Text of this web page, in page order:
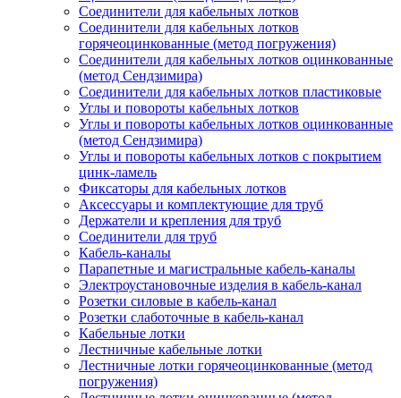
Соединители для кабельных лотков
Соединители для кабельных лотков
горячеоцинкованные (метод погружения)
Соединители для кабельных лотков оцинкованные
(метод Сендзимира)
Соединители для кабельных лотков пластиковые
Углы и повороты кабельных лотков
Углы и повороты кабельных лотков оцинкованные
(метод Сендзимира)
Углы и повороты кабельных лотков с покрытием
цинк-ламель
Фиксаторы для кабельных лотков
Аксессуары и комплектующие для труб
Держатели и крепления для труб
Соединители для труб
Кабель-каналы
Парапетные и магистральные кабель-каналы
Электроустановочные изделия в кабель-канал
Розетки силовые в кабель-канал
Розетки слаботочные в кабель-канал
Кабельные лотки
Лестничные кабельные лотки
Лестничные лотки горячеоцинкованные (метод
погружения)